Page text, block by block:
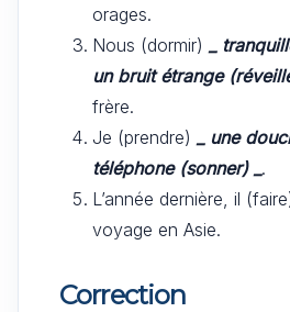
orages.
Nous (dormir)
un bruit étrange
frère.
Je (prendre)
une
téléphone (sonner) .
L’année dernière, il
voyage en Asie.
Correction